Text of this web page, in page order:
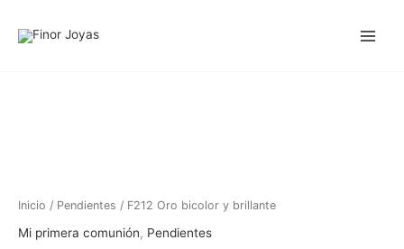
Inicio / Pendientes / F212 Oro bicolor y brillante
Mi primera comunión, Pendientes